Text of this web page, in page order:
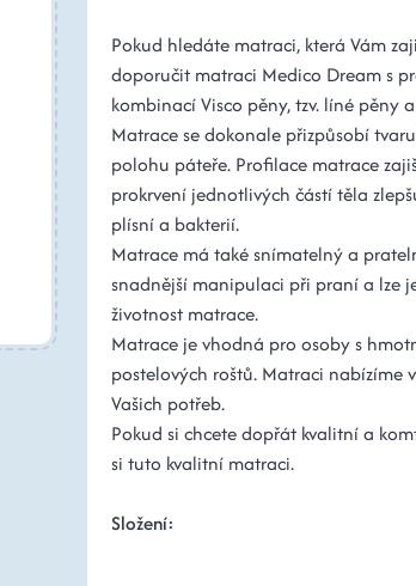
Pokud hledáte matraci, která Vám
doporučit matraci Medico Dream s
kombinací Visco pěny, tzv. líné pěny
Matrace se dokonale přizpůsobí
polohu páteře. Profilace matrace
prokrvení jednotlivých částí těla
plísní a bakterií.
Matrace má také snímatelný a
snadnější manipulaci při praní a lze
životnost matrace.
Matrace je vhodná pro osoby s
postelových roštů. Matraci nabízíme
Vašich potřeb.
Pokud si chcete dopřát kvalitní a
si tuto kvalitní matraci.
Složení: